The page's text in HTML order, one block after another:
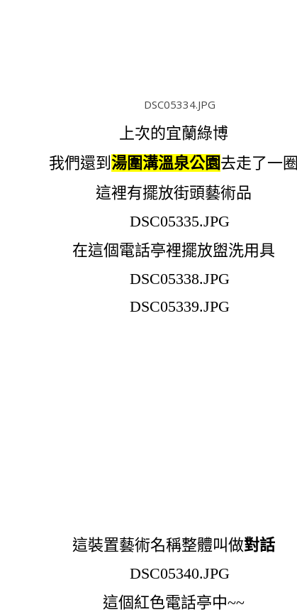
上次的宜蘭綠博
我們還到 湯圍溝溫泉公園去走了一圈
這裡有擺放街頭藝術品
在這個電話亭裡擺放盥洗用具
這裝置藝術名稱整體叫做對話
這個紅色電話亭中~~